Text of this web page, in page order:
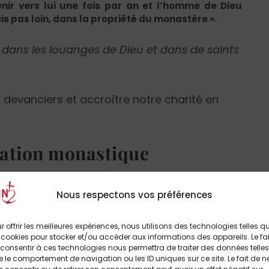
Nous respectons vos préférences
offrir les meilleures expériences, nous utilisons des technologies telles
pour stocker et/ou accéder aux informations des appareils. Le
à ces technologies nous permettra de traiter des données telles
le comportement de navigation ou les ID uniques sur ce site. Le fait de
vers lui une fois par an et l’homme de Dieu
pas loin, dans la propriété du monastère ».
les louanges de Dieu et dans de saints
et accroître notre charité en
monastique
concession devant la grandeur du
être l’occasion d’un examen de
du Seigneur, évoqué en termes